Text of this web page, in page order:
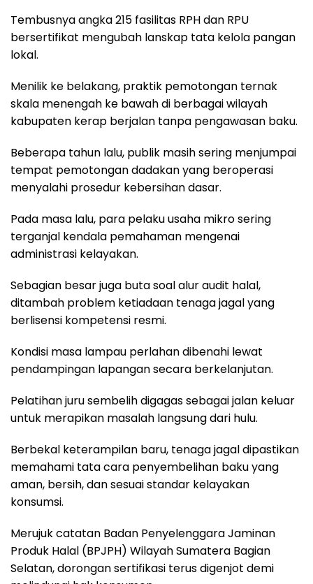
Tembusnya angka 215 fasilitas RPH dan RPU
bersertifikat mengubah lanskap tata kelola pangan
lokal.
Menilik ke belakang, praktik pemotongan ternak
skala menengah ke bawah di berbagai wilayah
kabupaten kerap berjalan tanpa pengawasan baku.
Beberapa tahun lalu, publik masih sering menjumpai
tempat pemotongan dadakan yang beroperasi
menyalahi prosedur kebersihan dasar.
Pada masa lalu, para pelaku usaha mikro sering
terganjal kendala pemahaman mengenai
administrasi kelayakan.
Sebagian besar juga buta soal alur audit halal,
ditambah problem ketiadaan tenaga jagal yang
berlisensi kompetensi resmi.
Kondisi masa lampau perlahan dibenahi lewat
pendampingan lapangan secara berkelanjutan.
Pelatihan juru sembelih digagas sebagai jalan keluar
untuk merapikan masalah langsung dari hulu.
Berbekal keterampilan baru, tenaga jagal dipastikan
memahami tata cara penyembelihan baku yang
aman, bersih, dan sesuai standar kelayakan
konsumsi.
Merujuk catatan Badan Penyelenggara Jaminan
Produk Halal (BPJPH) Wilayah Sumatera Bagian
Selatan, dorongan sertifikasi terus digenjot demi